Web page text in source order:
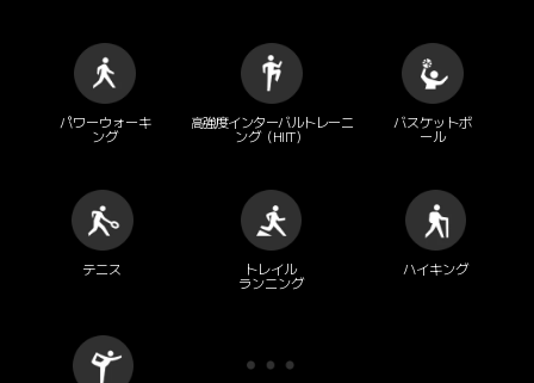
パワーウォーキ
ング
高強度インターバルトレーニ
ング（HIIT）
バスケットボ
ール
テニス
トレイル
ランニング
ハイキング